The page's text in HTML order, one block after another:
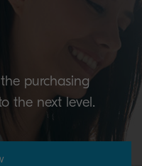
purchasing
the next level.